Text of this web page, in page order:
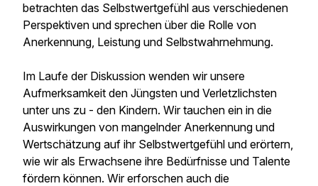
betrachten das Selbstwertgefühl aus verschiedenen
Perspektiven und sprechen über die Rolle von
Anerkennung, Leistung und Selbstwahrnehmung.
Im Laufe der Diskussion wenden wir unsere
Aufmerksamkeit den Jüngsten und Verletzlichsten
unter uns zu - den Kindern. Wir tauchen ein in die
Auswirkungen von mangelnder Anerkennung und
Wertschätzung auf ihr Selbstwertgefühl und erörtern,
wie wir als Erwachsene ihre Bedürfnisse und Talente
fördern können. Wir erforschen auch die